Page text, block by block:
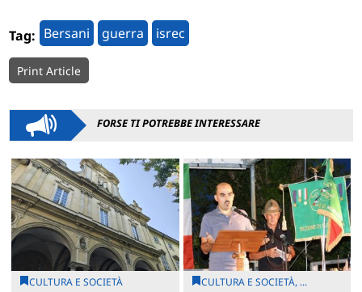
Tag: Bersani guerra isrec
Print Article
FORSE TI POTREBBE INTERESSARE
CULTURA E SOCIETÀ CULTURA E SOCIETÀ, ...